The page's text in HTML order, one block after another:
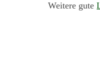
Weitere gute